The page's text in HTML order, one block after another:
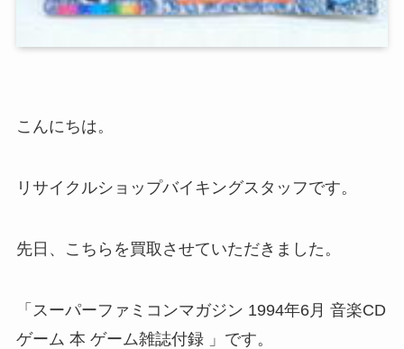
こんにちは。
リサイクルショップバイキングスタッフです。
先日、こちらを買取させていただきました。
「スーパーファミコンマガジン 1994年6月 音楽CD
ゲーム 本 ゲーム雑誌付録 」です。